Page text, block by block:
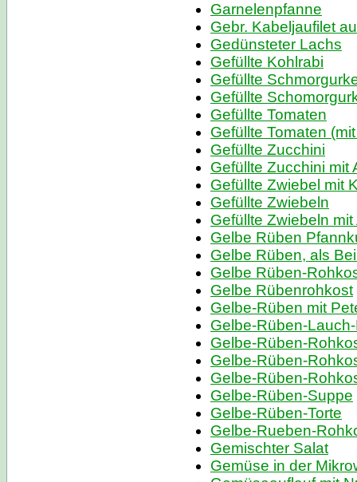
Garnelenpfanne
Gebr. Kabeljaufilet
Gedünsteter Lachs
Gefüllte Kohlrabi
Gefüllte
Gefüllte
Gefüllte Tomaten
Gefüllte Tomaten
Gefüllte Zucchini
Gefüllte Zucchini mit
Gefüllte Zwiebel mit
Gefüllte Zwiebeln
Gefüllte Zwiebeln
Gelbe Rüben
Gelbe Rüben, als
Gelbe Rüben-
Gelbe Rübenrohkost
Gelbe-Rüben mit
Gelbe-Rüben-
Gelbe-Rüben-
Gelbe-Rüben-
Gelbe-Rüben-
Gelbe-Rüben-Suppe
Gelbe-Rüben-Torte
Gelbe-Rueben-
Gemischter Salat
Gemüse in der